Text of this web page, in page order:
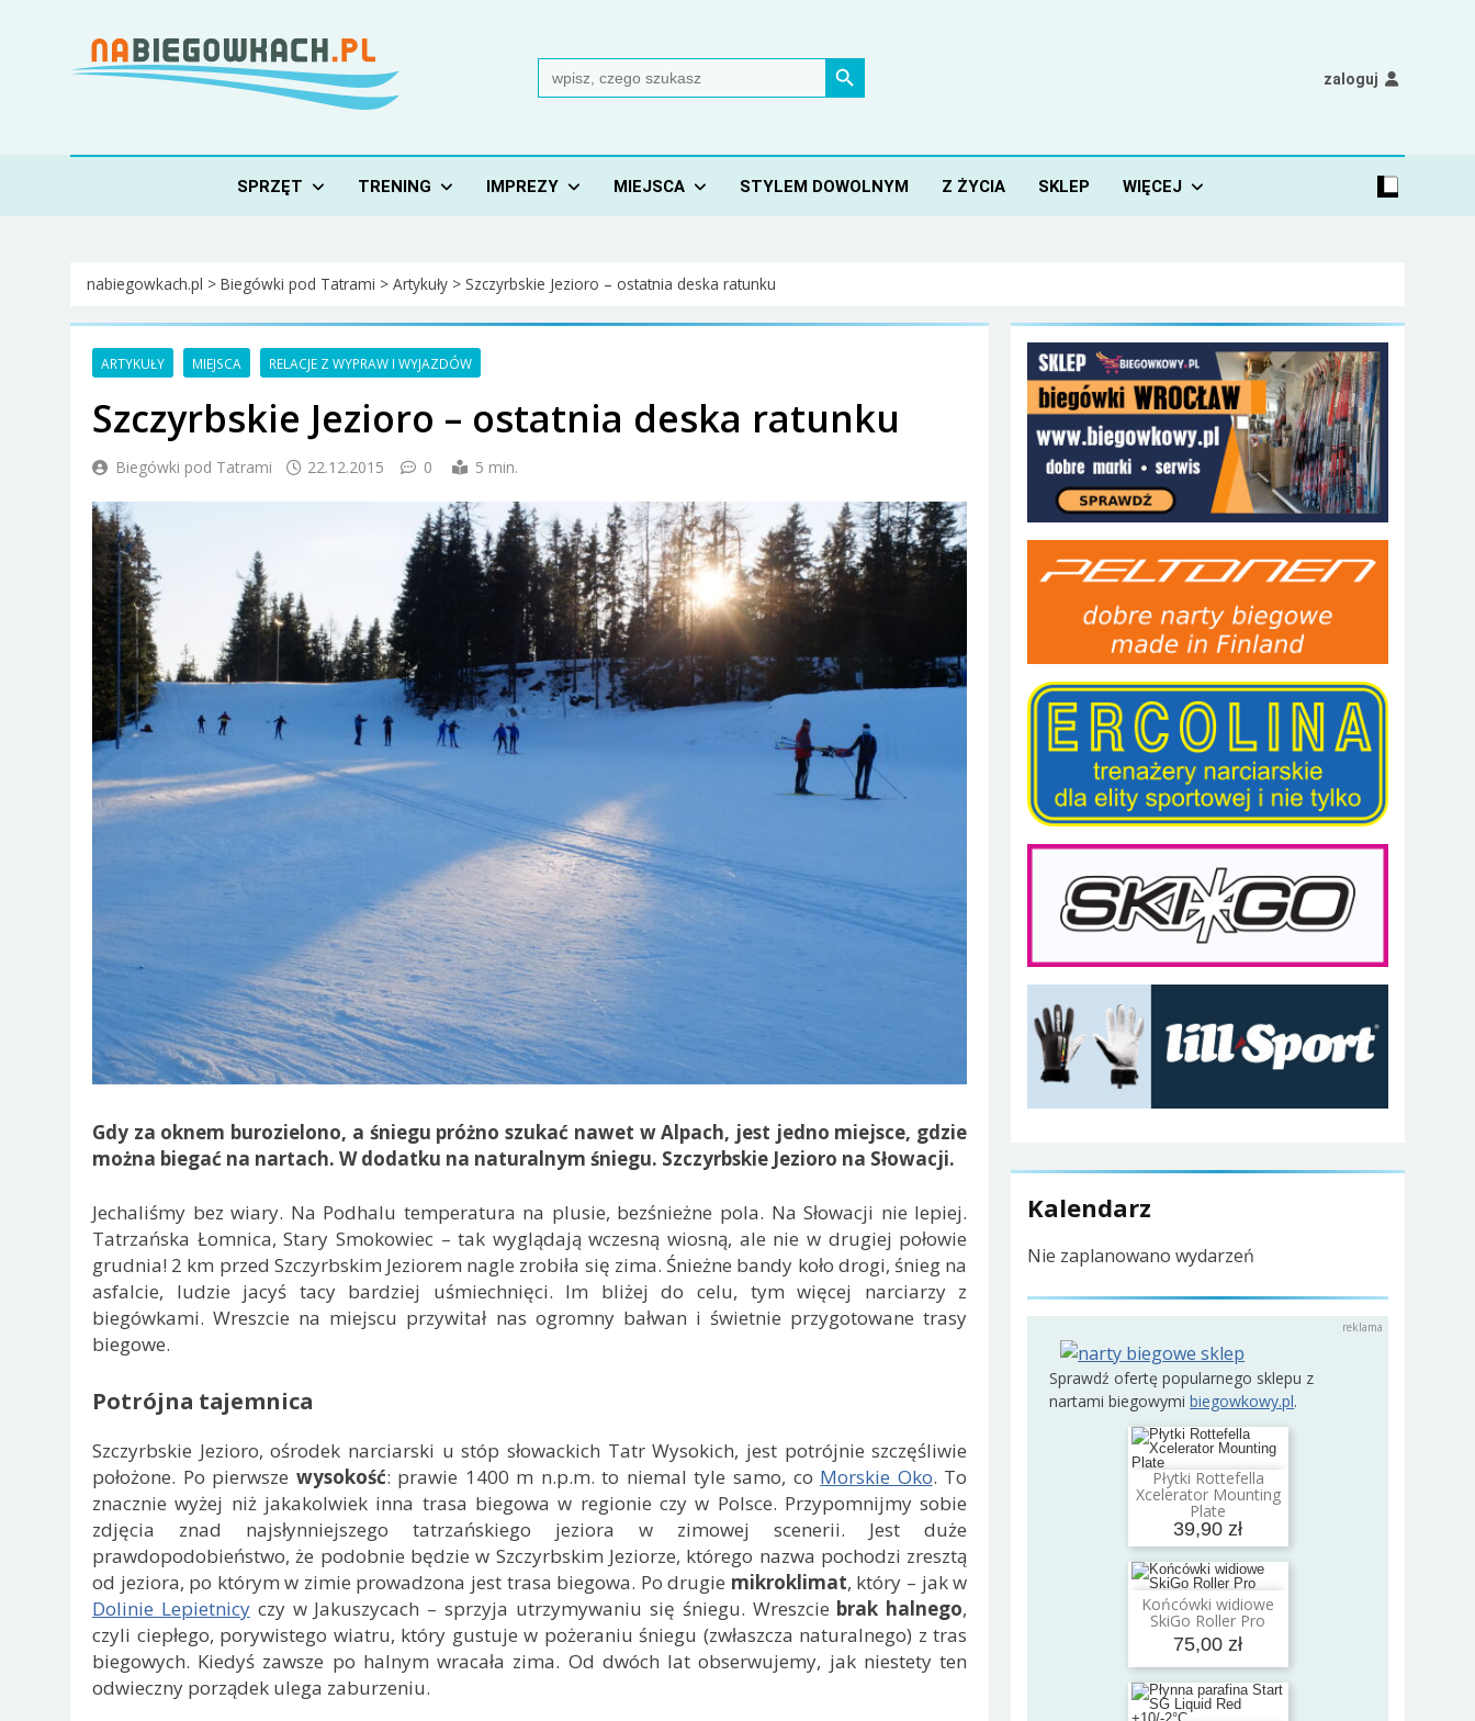
Nabiegowkach.pl
Search
for:
Search Button
zaloguj
SPRZĘT TRENING IMPREZY MIEJSCA STYLEM DOWOLNYM Z ŻYCIA SKLEP WIĘCEJ
nabiegowkach.pl > Biegówki pod Tatrami > Artykuły > Szczyrbskie Jezioro – ostatnia deska ratunku
ARTYKUŁY MIEJSCA RELACJE Z WYPRAW I WYJAZDÓW
Szczyrbskie Jezioro – ostatnia deska ratunku
Biegówki pod Tatrami 22.12.2015 0 5 min.
Gdy za oknem burozielono, a śniegu próżno szukać nawet w Alpach, jest jedno miejsce, gdzie
można biegać na nartach. W dodatku na naturalnym śniegu. Szczyrbskie Jezioro na Słowacji.
Jechaliśmy bez wiary. Na Podhalu temperatura na plusie, bezśnieżne pola. Na Słowacji nie lepiej.
Tatrzańska Łomnica, Stary Smokowiec – tak wyglądają wczesną wiosną, ale nie w drugiej połowie
grudnia! 2 km przed Szczyrbskim Jeziorem nagle zrobiła się zima. Śnieżne bandy koło drogi, śnieg na
asfalcie, ludzie jacyś tacy bardziej uśmiechnięci. Im bliżej do celu, tym więcej narciarzy z
biegówkami. Wreszcie na miejscu przywitał nas ogromny bałwan i świetnie przygotowane trasy
biegowe.
Potrójna tajemnica
Szczyrbskie Jezioro, ośrodek narciarski u stóp słowackich Tatr Wysokich, jest potrójnie szczęśliwie
położone. Po pierwsze wysokość: prawie 1400 m n.p.m. to niemal tyle samo, co Morskie Oko. To
znacznie wyżej niż jakakolwiek inna trasa biegowa w regionie czy w Polsce. Przypomnijmy sobie
zdjęcia znad najsłynniejszego tatrzańskiego jeziora w zimowej scenerii. Jest duże
prawdopodobieństwo, że podobnie będzie w Szczyrbskim Jeziorze, którego nazwa pochodzi zresztą
od jeziora, po którym w zimie prowadzona jest trasa biegowa. Po drugie mikroklimat, który – jak w
Dolinie Lepietnicyczy w Jakuszycach – sprzyja utrzymywaniu się śniegu. Wreszcie brak halnego,
czyli ciepłego, porywistego wiatru, który gustuje w pożeraniu śniegu (zwłaszcza naturalnego) z tras
biegowych. Kiedyś zawsze po halnym wracała zima. Od dwóch lat obserwujemy, jak niestety ten
odwieczny porządek ulega zaburzeniu.
Kalendarz
Nie zaplanowano wydarzeń
Sprawdź ofertę popularnego sklepu z
nartami biegowymibiegowkowy.pl.
Płytki Rottefella
Xcelerator Mounting
Plate
39,90 zł
Dodaj do koszyka
Końcówki widiowe
SkiGo Roller Pro
75,00 zł
Dodaj do koszyka